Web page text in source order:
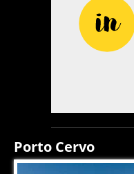
Porto Cervo